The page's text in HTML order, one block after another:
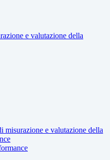
e valutazione della
misurazione e valutazione della